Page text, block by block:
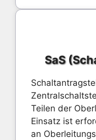
SaS
Teilen der
Einsatz ist
an